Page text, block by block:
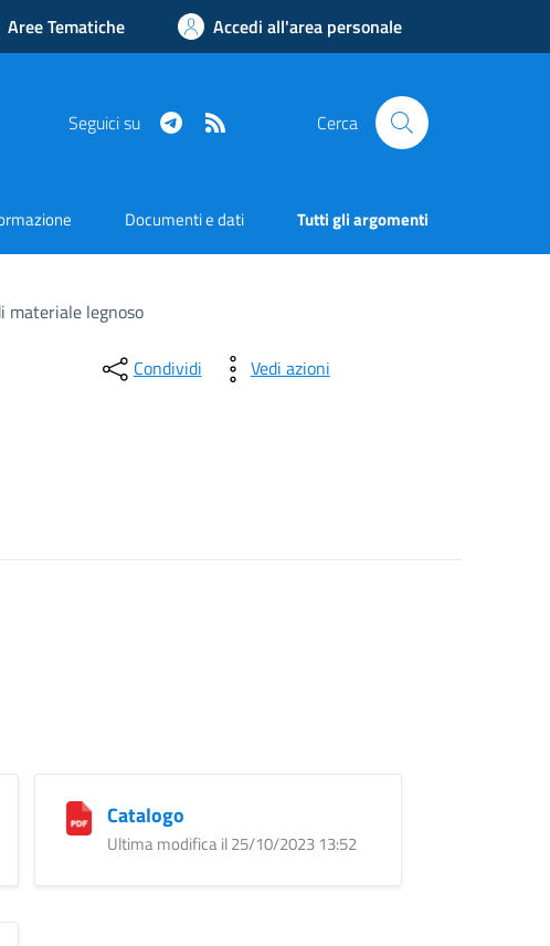
Aree Tematiche Accedi all'area personale
Seguici su Telegram Cerca
Documenti e dati Tutti gli argomenti
materiale legnoso
Condividi Vedi azioni
Catalogo
Ultima modifica il 25/10/2023 13:52